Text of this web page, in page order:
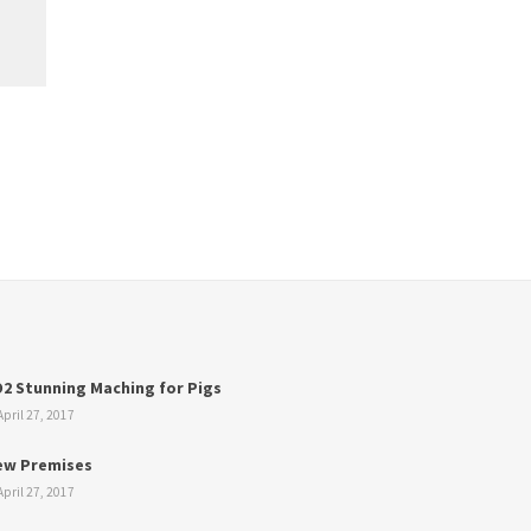
Stunning Maching for Pigs
27, 2017
Premises
27, 2017